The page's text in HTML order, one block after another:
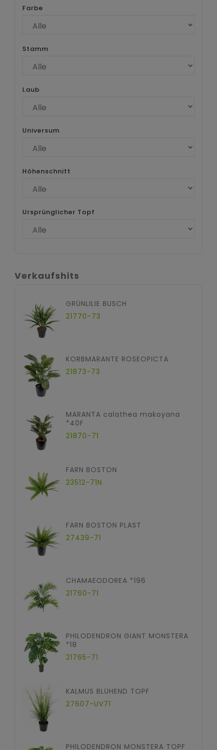
Farbe
Stamm
Laub
Universum
Höhenschnitt
Ursprünglicher Topf
Verkaufshits
GRÜNLILIE BUSCH
21770-73
KORBMARANTE ROSEOPICTA
21873-73
MARANTA calathea makoyana
*40F
21870-71
FARN BOSTON
23512-71N
FARN BOSTON PLAST
27439-71
CHAMAEODOREA *196
21760-71
PHILODENDRON GIANT MONSTERA
*18
21765-71
KALMUS BLÜHEND TOPF
27607-UV71
PHILODENDRON MONSTERA TOPF